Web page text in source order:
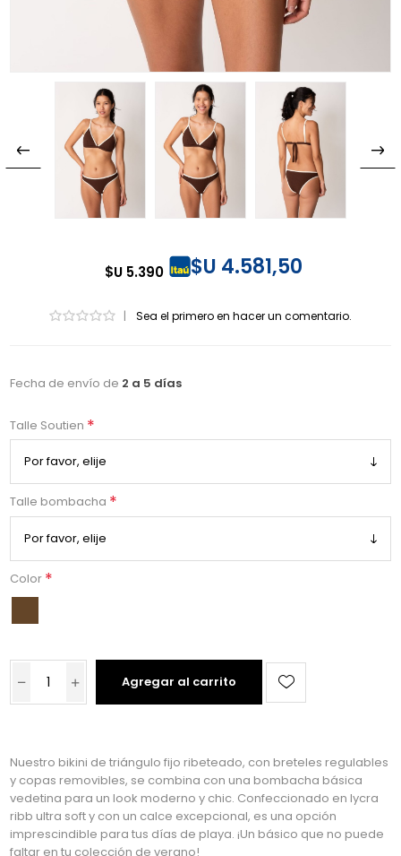
$U 5.390 $U 4.581,50
| Sea el primero en hacer un comentario.
Fecha de envío de 2 a 5 días
Talle Soutien *
Talle bombacha *
Color *
Agregar al carrito
Nuestro bikini de triángulo fijo ribeteado, con breteles regulables
y copas removibles, se combina con una bombacha básica
vedetina para un look moderno y chic. Confeccionado en lycra
ribb ultra soft y con un calce excepcional, es una opción
imprescindible para tus días de playa. ¡Un básico que no puede
faltar en tu colección de verano!